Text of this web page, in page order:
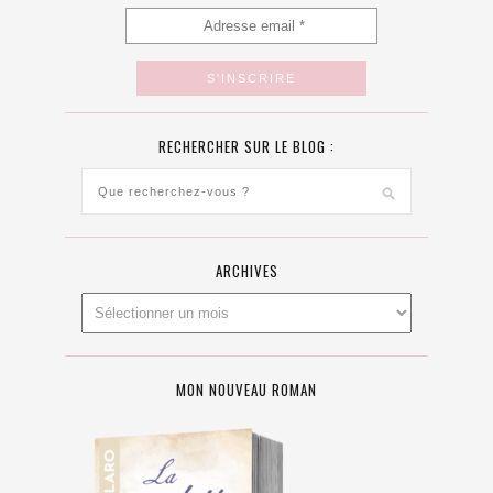
RECHERCHER SUR LE BLOG :
ARCHIVES
MON NOUVEAU ROMAN